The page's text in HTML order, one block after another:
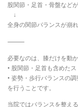
股関節・足首・骨盤など
↓
全身の関節バランスが崩
⸻
必要なのは、膝だけを動
• 股関節・足首も含めた
• 姿勢・歩行バランスの調
を行うことです。
当院ではバランスを整え